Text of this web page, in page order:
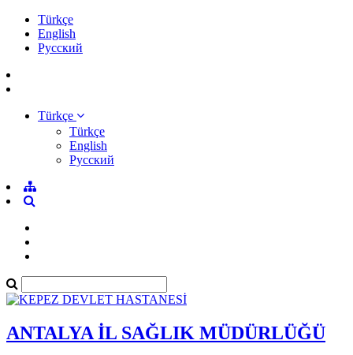
Türkçe
English
Pусский
Türkçe
Türkçe
English
Pусский
ANTALYA İL SAĞLIK MÜDÜRLÜĞÜ